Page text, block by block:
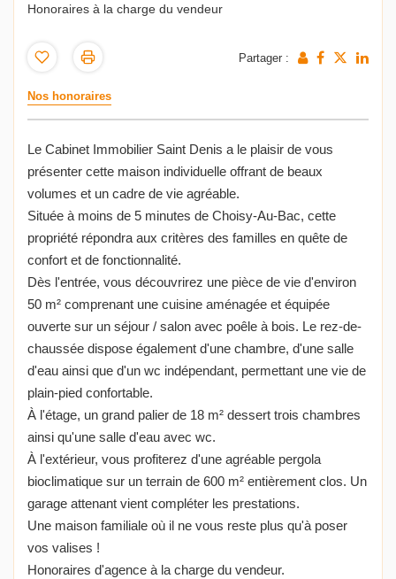
Honoraires à la charge du vendeur
Partager :
Nos honoraires
Le Cabinet Immobilier Saint Denis a le plaisir de vous
présenter cette maison individuelle offrant de beaux
volumes et un cadre de vie agréable.
Située à moins de 5 minutes de Choisy-Au-Bac, cette
propriété répondra aux critères des familles en quête de
confort et de fonctionnalité.
Dès l'entrée, vous découvrirez une pièce de vie d'environ
50 m² comprenant une cuisine aménagée et équipée
ouverte sur un séjour / salon avec poêle à bois. Le rez-de-
chaussée dispose également d'une chambre, d'une salle
d'eau ainsi que d'un wc indépendant, permettant une vie de
plain-pied confortable.
À l'étage, un grand palier de 18 m² dessert trois chambres
ainsi qu'une salle d'eau avec wc.
À l'extérieur, vous profiterez d'une agréable pergola
bioclimatique sur un terrain de 600 m² entièrement clos. Un
garage attenant vient compléter les prestations.
Une maison familiale où il ne vous reste plus qu'à poser
vos valises !
Honoraires d'agence à la charge du vendeur.